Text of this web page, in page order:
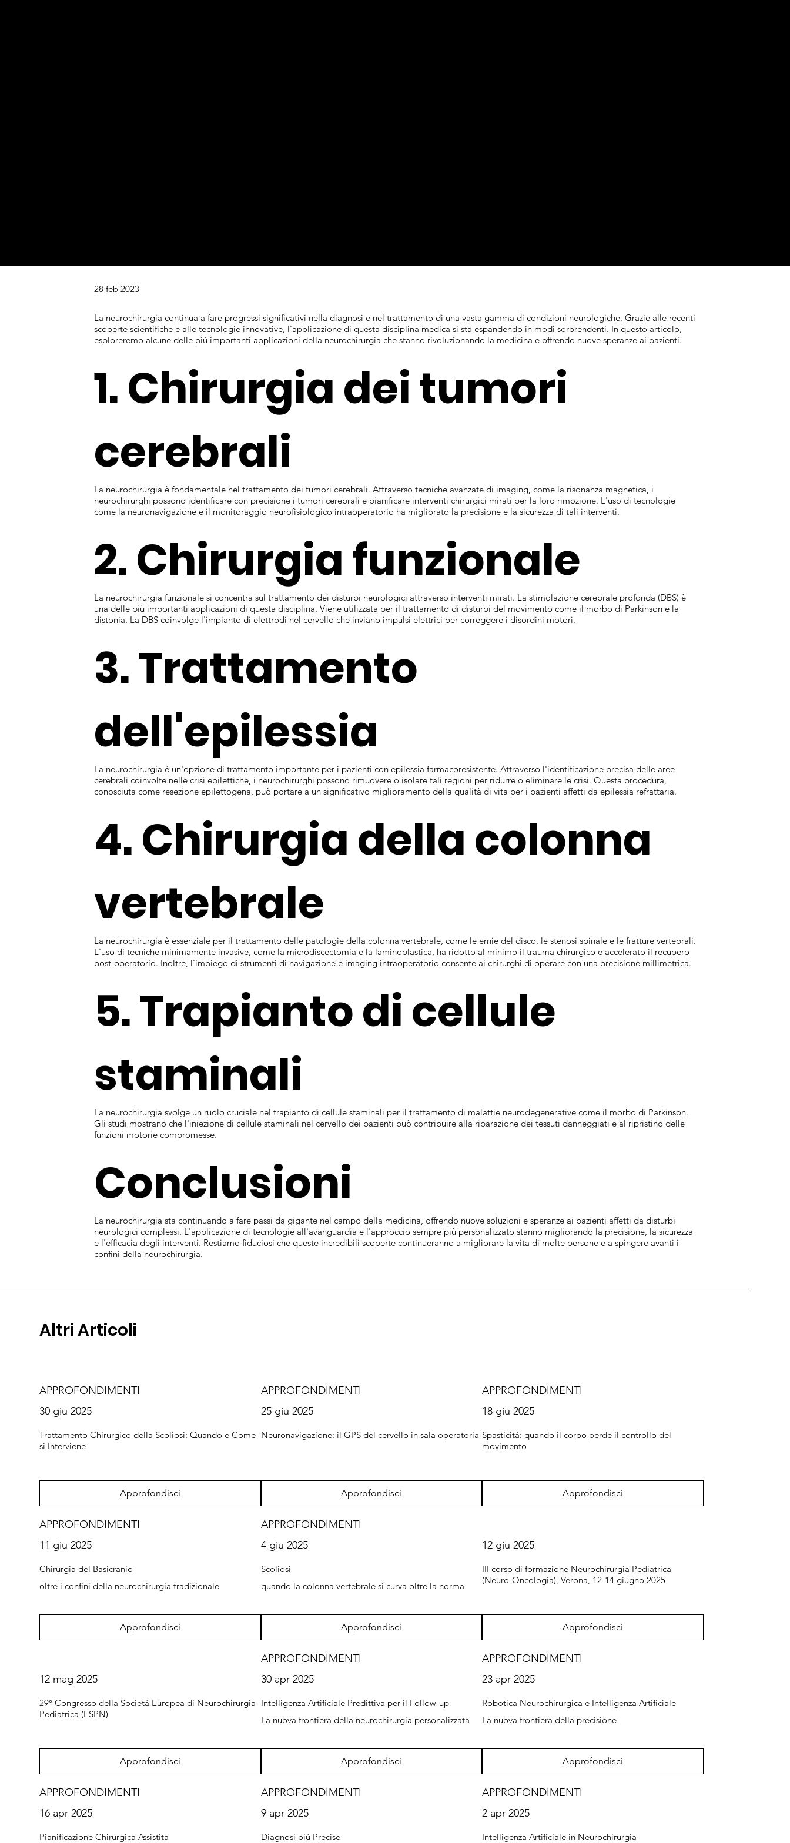
28 feb 2023
La neurochirurgia continua a fare progressi significativi nella diagnosi e nel trattamento di una vasta gamma di condizioni neurologiche. Grazie alle recenti
scoperte scientifiche e alle tecnologie innovative, l'applicazione di questa disciplina medica si sta espandendo in modi sorprendenti. In questo articolo,
esploreremo alcune delle più importanti applicazioni della neurochirurgia che stanno rivoluzionando la medicina e offrendo nuove speranze ai pazienti.
1. Chirurgia dei tumori
cerebrali
La neurochirurgia è fondamentale nel trattamento dei tumori cerebrali. Attraverso tecniche avanzate di imaging, come la risonanza magnetica, i
neurochirurghi possono identificare con precisione i tumori cerebrali e pianificare interventi chirurgici mirati per la loro rimozione. L'uso di tecnologie
come la neuronavigazione e il monitoraggio neurofisiologico intraoperatorio ha migliorato la precisione e la sicurezza di tali interventi.
2. Chirurgia funzionale
La neurochirurgia funzionale si concentra sul trattamento dei disturbi neurologici attraverso interventi mirati. La stimolazione cerebrale profonda (DBS) è
una delle più importanti applicazioni di questa disciplina. Viene utilizzata per il trattamento di disturbi del movimento come il morbo di Parkinson e la
distonia. La DBS coinvolge l'impianto di elettrodi nel cervello che inviano impulsi elettrici per correggere i disordini motori.
3. Trattamento
dell'epilessia
La neurochirurgia è un'opzione di trattamento importante per i pazienti con epilessia farmacoresistente. Attraverso l'identificazione precisa delle aree
cerebrali coinvolte nelle crisi epilettiche, i neurochirurghi possono rimuovere o isolare tali regioni per ridurre o eliminare le crisi. Questa procedura,
conosciuta come resezione epilettogena, può portare a un significativo miglioramento della qualità di vita per i pazienti affetti da epilessia refrattaria.
4. Chirurgia della colonna
vertebrale
La neurochirurgia è essenziale per il trattamento delle patologie della colonna vertebrale, come le ernie del disco, le stenosi spinale e le fratture vertebrali.
L'uso di tecniche minimamente invasive, come la microdiscectomia e la laminoplastica, ha ridotto al minimo il trauma chirurgico e accelerato il recupero
post-operatorio. Inoltre, l'impiego di strumenti di navigazione e imaging intraoperatorio consente ai chirurghi di operare con una precisione millimetrica.
5. Trapianto di cellule
staminali
La neurochirurgia svolge un ruolo cruciale nel trapianto di cellule staminali per il trattamento di malattie neurodegenerative come il morbo di Parkinson.
Gli studi mostrano che l'iniezione di cellule staminali nel cervello dei pazienti può contribuire alla riparazione dei tessuti danneggiati e al ripristino delle
funzioni motorie compromesse.
Conclusioni
La neurochirurgia sta continuando a fare passi da gigante nel campo della medicina, offrendo nuove soluzioni e speranze ai pazienti affetti da disturbi
neurologici complessi. L'applicazione di tecnologie all'avanguardia e l'approccio sempre più personalizzato stanno migliorando la precisione, la sicurezza
e l'efficacia degli interventi. Restiamo fiduciosi che queste incredibili scoperte continueranno a migliorare la vita di molte persone e a spingere avanti i
confini della neurochirurgia.
Trattamento Chirurgico della Scoliosi: Quando e Come
si Interviene
APPROFONDIMENTI
30 giu 2025
Approfondisci
Neuronavigazione: il GPS del cervello in sala operatoria
APPROFONDIMENTI
25 giu 2025
Approfondisci
Spasticità: quando il corpo perde il controllo del
movimento
APPROFONDIMENTI
18 giu 2025
Approfondisci
Chirurgia del Basicranio
oltre i confini della neurochirurgia tradizionale
APPROFONDIMENTI
11 giu 2025
Approfondisci
Scoliosi
quando la colonna vertebrale si curva oltre la norma
APPROFONDIMENTI
4 giu 2025
Approfondisci
III corso di formazione Neurochirurgia Pediatrica
(Neuro-Oncologia), Verona, 12-14 giugno 2025
12 giu 2025
Approfondisci
29° Congresso della Società Europea di Neurochirurgia
Pediatrica (ESPN)
12 mag 2025
Approfondisci
Intelligenza Artificiale Predittiva per il Follow-up
La nuova frontiera della neurochirurgia personalizzata
APPROFONDIMENTI
30 apr 2025
Approfondisci
Robotica Neurochirurgica e Intelligenza Artificiale
La nuova frontiera della precisione
APPROFONDIMENTI
23 apr 2025
Approfondisci
Pianificazione Chirurgica Assistita
APPROFONDIMENTI
16 apr 2025
Diagnosi più Precise
APPROFONDIMENTI
9 apr 2025
Intelligenza Artificiale in Neurochirurgia
APPROFONDIMENTI
2 apr 2025
Altri Articoli